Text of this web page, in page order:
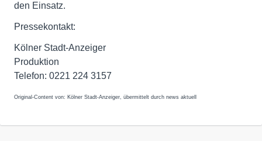
den Einsatz.
Pressekontakt:
Kölner Stadt-Anzeiger
Produktion
Telefon: 0221 224 3157
Original-Content von: Kölner Stadt-Anzeiger, übermittelt durch news aktuell